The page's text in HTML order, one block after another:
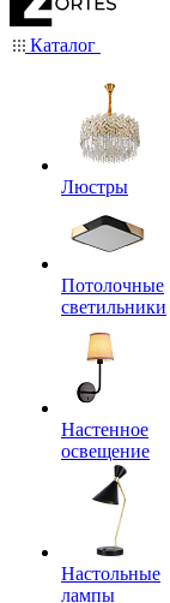
Каталог
Люстры
Потолочные
светильники
Настенное
освещение
Настольные
лампы